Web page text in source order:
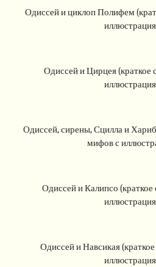
Одиссей и циклоп Полифем
Одиссей и Цирцея (краткое
Одиссей, сирены, Сцилла и
мифов с
Одиссей и Калипсо
Одиссей и Навсикая